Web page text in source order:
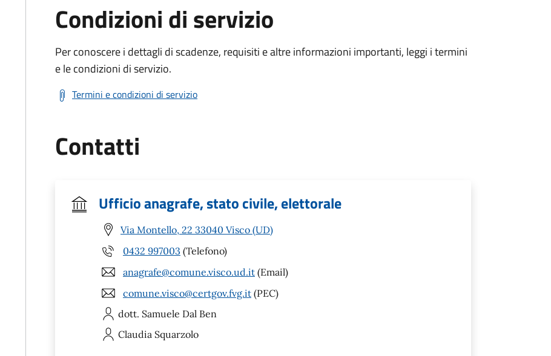
Condizioni di servizio
Per conoscere i dettagli di scadenze, requisiti e altre informazioni importanti, leggi i termini
e le condizioni di servizio.
Termini e condizioni di servizio
Contatti
Ufficio anagrafe, stato civile, elettorale
Via Montello, 22 33040 Visco (UD)
0432 997003 (Telefono)
anagrafe@comune.visco.ud.it (Email)
comune.visco@certgov.fvg.it (PEC)
dott. Samuele Dal Ben
Claudia Squarzolo